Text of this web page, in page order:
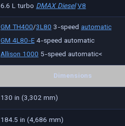
6.6 L turbo DMAX DieselV8
GM TH400/3L803-speed automatic
GM 4L80-E4-speed automatic
Allison 1000 5-speed automatic<
Dimensions
130 in (3,302 mm)
184.5 in (4,686 mm)